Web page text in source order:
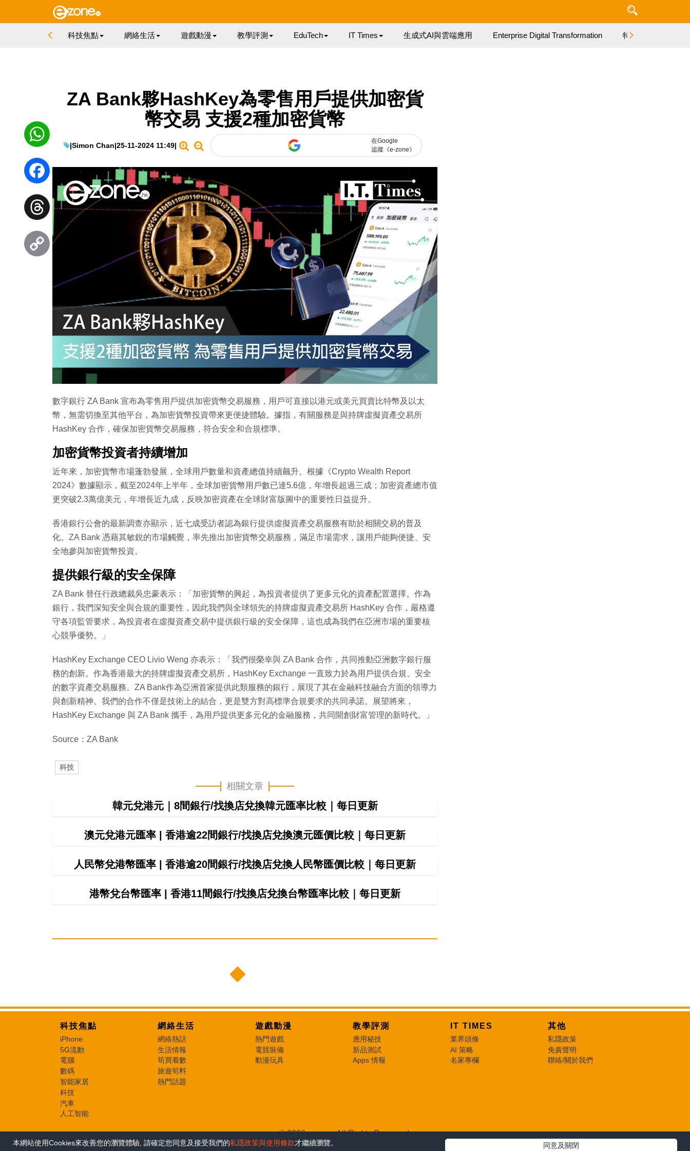
本網站使用Cookies來改善您的瀏覽體驗, 請確定您同意及接受我們的私隱政策與使用條款才繼續瀏覽。 同意及關閉
科技焦點 網絡生活 遊戲動漫 教學評測 EduTech IT Times 生成式AI與雲端應用 Enterprise Digital Transformation 特集
ZA Bank夥HashKey為零售用戶提供加密貨
幣交易 支援2種加密貨幣
|Simon Chan|25-11-2024 11:49|
在Google
追蹤《e-zone》
數字銀行 ZA Bank 宣布為零售用戶提供加密貨幣交易服務，用戶可直接以港元或美元買賣比特幣及以太
幣，無需切換至其他平台，為加密貨幣投資帶來更便捷體驗。據指，有關服務是與持牌虛擬資產交易所
HashKey 合作，確保加密貨幣交易服務，符合安全和合規標準。
加密貨幣投資者持續增加
近年來，加密貨幣市場蓬勃發展，全球用戶數量和資產總值持續飆升。根據《Crypto Wealth Report
2024》數據顯示，截至2024年上半年，全球加密貨幣用戶數已達5.6億，年增長超過三成；加密資產總市值
更突破2.3萬億美元，年增長近九成，反映加密資產在全球財富版圖中的重要性日益提升。
香港銀行公會的最新調查亦顯示，近七成受訪者認為銀行提供虛擬資產交易服務有助於相關交易的普及
化。ZA Bank 憑藉其敏銳的市場觸覺，率先推出加密貨幣交易服務，滿足市場需求，讓用戶能夠便捷、安
全地參與加密貨幣投資。
提供銀行級的安全保障
ZA Bank 替任行政總裁吳忠豪表示：「加密貨幣的興起，為投資者提供了更多元化的資產配置選擇。作為
銀行，我們深知安全與合規的重要性，因此我們與全球領先的持牌虛擬資產交易所 HashKey 合作，嚴格遵
守各項監管要求，為投資者在虛擬資產交易中提供銀行級的安全保障，這也成為我們在亞洲市場的重要核
心競爭優勢。」
HashKey Exchange CEO Livio Weng 亦表示：「我們很榮幸與 ZA Bank 合作，共同推動亞洲數字銀行服
務的創新。作為香港最大的持牌虛擬資產交易所，HashKey Exchange 一直致力於為用戶提供合規、安全
的數字資產交易服務。ZA Bank作為亞洲首家提供此類服務的銀行，展現了其在金融科技融合方面的領導力
與創新精神。我們的合作不僅是技術上的結合，更是雙方對高標準合規要求的共同承諾。展望將來，
HashKey Exchange 與 ZA Bank 攜手，為用戶提供更多元化的金融服務，共同開創財富管理的新時代。」
Source：ZA Bank
科技
相關文章
韓元兌港元｜8間銀行/找換店兌換韓元匯率比較｜每日更新
澳元兌港元匯率 | 香港逾22間銀行/找換店兌換澳元匯價比較｜每日更新
人民幣兌港幣匯率 | 香港逾20間銀行/找換店兌換人民幣匯價比較｜每日更新
港幣兌台幣匯率 | 香港11間銀行/找換店兌換台幣匯率比較｜每日更新
WhatsApp
Facebook
Threads
Link
科技焦點
iPhone
5G流動
電腦
數碼
智能家居
科技
汽車
人工智能
網絡生活
網絡熱話
生活情報
筍買着數
旅遊筍料
熱門話題
遊戲動漫
熱門遊戲
電競裝備
動漫玩具
教學評測
應用秘技
新品測試
Apps 情報
IT TIMES
業界頭條
AI 策略
名家專欄
其他
私隱政策
免責聲明
聯絡/關於我們
© 2026 e-zone. All Rights Reserved.